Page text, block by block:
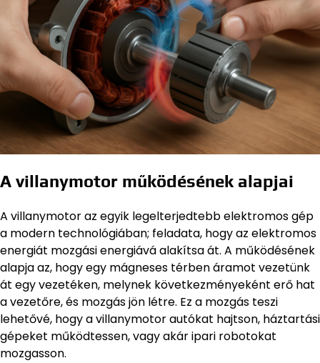
A villanymotor működésének alapjai
A villanymotor az egyik legelterjedtebb elektromos gép
a modern technológiában; feladata, hogy az elektromos
energiát mozgási energiává alakítsa át. A működésének
alapja az, hogy egy mágneses térben áramot vezetünk
át egy vezetéken, melynek következményeként erő hat
a vezetőre, és mozgás jön létre. Ez a mozgás teszi
lehetővé, hogy a villanymotor autókat hajtson, háztartási
gépeket működtessen, vagy akár ipari robotokat
mozgasson.